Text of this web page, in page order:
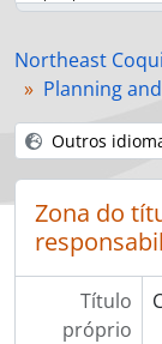
[S?ries]
Northeast
Planning
Outros
Zona do
Título
próprio